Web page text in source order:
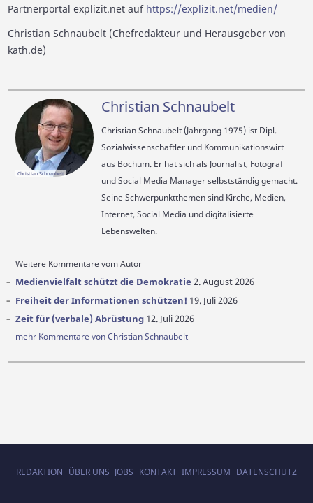
Partnerportal explizit.net auf https://explizit.net/medien/
Christian Schnaubelt (Chefredakteur und Herausgeber von
kath.de)
Christian Schnaubelt
Christian Schnaubelt
Christian Schnaubelt (Jahrgang 1975) ist Dipl.
Sozialwissenschaftler und Kommunikationswirt
aus Bochum. Er hat sich als Journalist, Fotograf
und Social Media Manager selbstständig gemacht.
Seine Schwerpunktthemen sind Kirche, Medien,
Internet, Social Media und digitalisierte
Lebenswelten.
Weitere Kommentare vom Autor
Medienvielfalt schützt die Demokratie 2. August 2026
Freiheit der Informationen schützen! 19. Juli 2026
Zeit für (verbale) Abrüstung 12. Juli 2026
mehr Kommentare von Christian Schnaubelt
REDAKTION ÜBER UNS JOBS KONTAKT IMPRESSUM DATENSCHUTZ